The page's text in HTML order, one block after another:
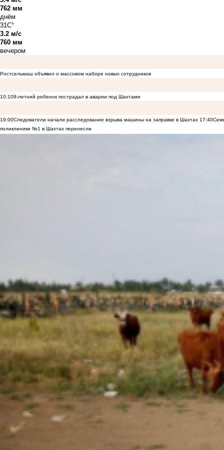
762 мм
днём
31C°
3.2 м/с
760 мм
вечером
Ростсельмаш объявил о массовом наборе новых сотрудников
10:109-летний ребенок пострадал в аварии под Шахтами
19:00Следователи начали расследование взрыва машины на заправке в Шахтах 17:40
поликлиники №1 в Шахтах перенесли